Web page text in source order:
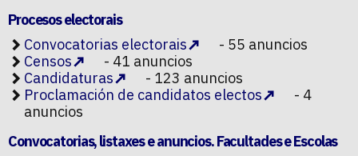
Procesos electorais
Convocatorias electorais
- 55 anuncios
Censos
- 41 anuncios
Candidaturas
- 123 anuncios
Proclamación de candidatos electos
- 4
anuncios
Convocatorias, listaxes e anuncios. Facultades e Escolas